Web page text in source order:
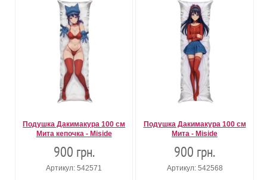
Подушка Дакимакура 100 см
Мита кепочка - Miside
900 грн.
Артикул: 542571
Подушка Дакимакура 100 см
Мита - Miside
900 грн.
Артикул: 542568